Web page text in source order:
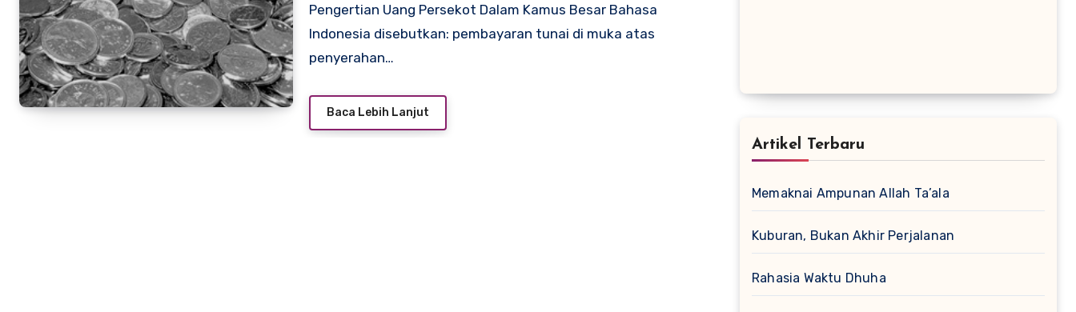
Pengertian Uang Persekot Dalam Kamus Besar Bahasa
Indonesia disebutkan: pembayaran tunai di muka atas
penyerahan…
Baca Lebih Lanjut
Artikel Terbaru
Memaknai Ampunan Allah Ta’ala
Kuburan, Bukan Akhir Perjalanan
Rahasia Waktu Dhuha